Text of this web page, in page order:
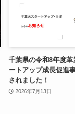
千葉県の令和8年度⾰
ートアップ成⻑促進
されました！
2026年7月13日